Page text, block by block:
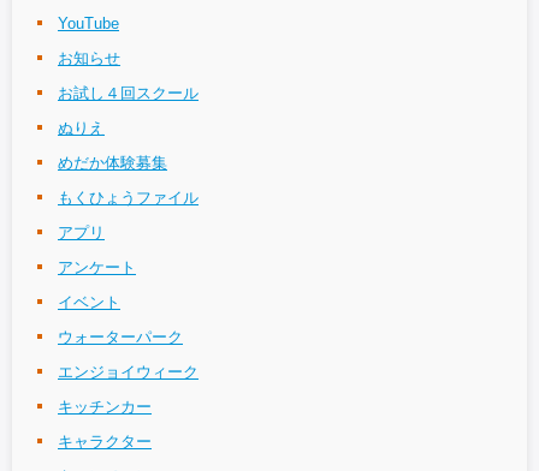
YouTube
お知らせ
お試し４回スクール
ぬりえ
めだか体験募集
もくひょうファイル
アプリ
アンケート
イベント
ウォーターパーク
エンジョイウィーク
キッチンカー
キャラクター